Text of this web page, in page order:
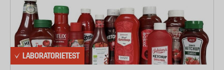
LABORATORIETEST